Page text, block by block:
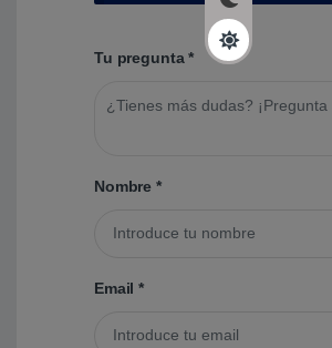
Tu pregunta*
Nombre*
Email*